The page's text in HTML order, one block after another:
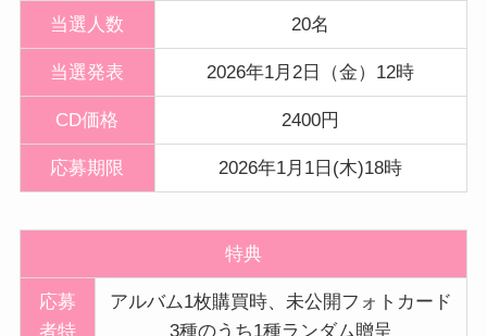
当選人数 20名
当選発表 2026年1月2日（金）12時
CD価格 2400円
応募期限 2026年1月1日(木)18時
特典
応募
者特
アルバム1枚購買時、未公開フォトカード
3種のうち1種ランダム贈呈